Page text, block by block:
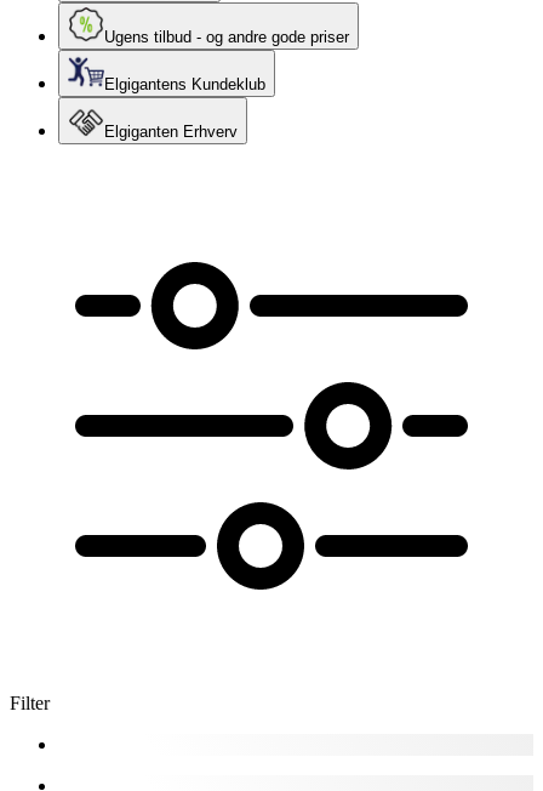
Ugens tilbud - og andre gode priser
Elgigantens Kundeklub
Elgiganten Erhverv
Filter